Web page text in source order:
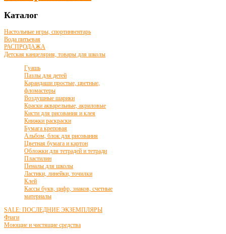
Каталог
Настольные игры, спортинвентарь
Вода питьевая
РАСПРОДАЖА
Детская канцелярия, товары для школы
Гуашь
Пазлы для детей
Карандаши простые, цветные,
фломастеры
Воздушные шарики
Краски акварельные, акриловые
Кисти для рисования и клея
Книжки раскраски
Бумага креповая
Альбом, блок для рисования
Цветная бумага и картон
Обложки для тетрадей и тетради
Пластилин
Пеналы для школы
Ластики, линейки, точилки
Клей
Кассы букв, цифр, знаков, счетные
материалы
SALE: ПОСЛЕДНИЕ ЭКЗЕМПЛЯРЫ
Флаги
Моющие и чистящие средства